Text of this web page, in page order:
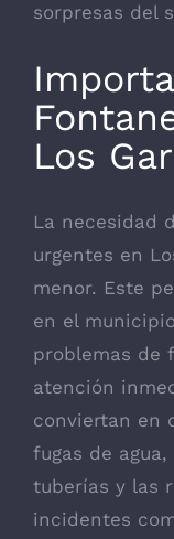
sorpresas del
Los
La necesidad
urgentes en
menor. Este
en el
problemas de
atención
conviertan en
fugas de
tuberías y las
incidentes